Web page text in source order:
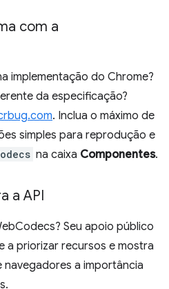
com a
implementação do Chrome?
da especificação?
. Inclua o máximo de
simples para reprodução e
na caixa Componentes.
a API
Seu apoio público
a priorizar recursos e mostra
a importância